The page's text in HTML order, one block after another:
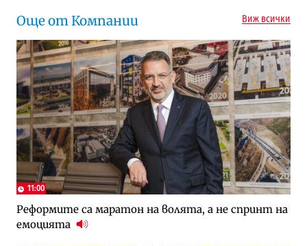
Още от Компании Виж всички
11:00
Реформите са маратон на волята, а не спринт на
емоцията